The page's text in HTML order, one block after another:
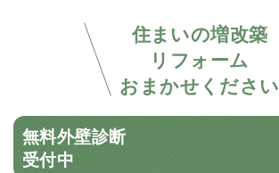
住まいの増改築
リフォーム
おまかせください
無料外壁診断
受付中